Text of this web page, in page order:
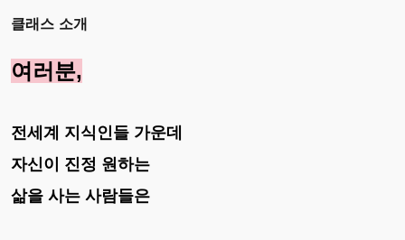
클래스 소개
여러분,
전세계 지식인들 가운데
자신이 진정 원하는
삶을 사는 사람들은